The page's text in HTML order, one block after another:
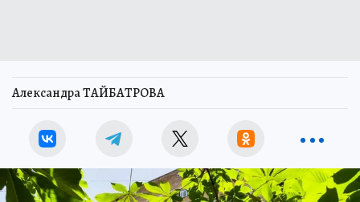
Александра ТАЙБАТРОВА